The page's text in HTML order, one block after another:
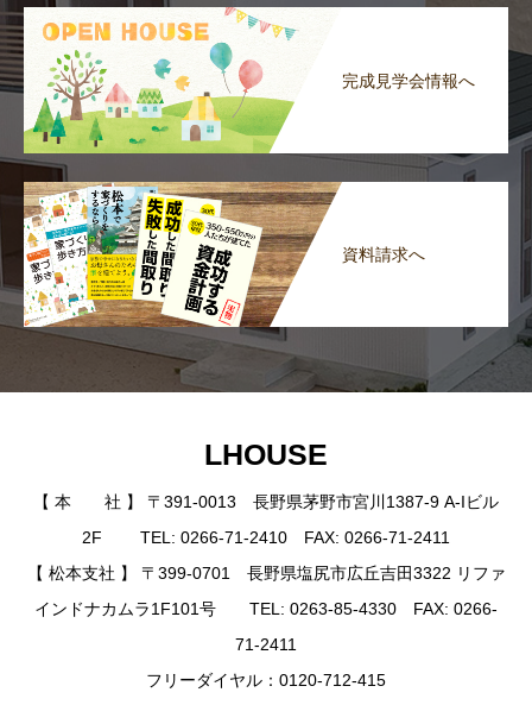
完成見学会情報へ
資料請求へ
LHOUSE
【 本 社 】 〒391-0013 長野県茅野市宮川1387-9 A-Iビル
2F TEL: 0266-71-2410 FAX: 0266-71-2411
【 松本支社 】 〒399-0701 長野県塩尻市広丘吉田3322 リファ
インドナカムラ1F101号 TEL: 0263-85-4330 FAX: 0266-
71-2411
フリーダイヤル：0120-712-415